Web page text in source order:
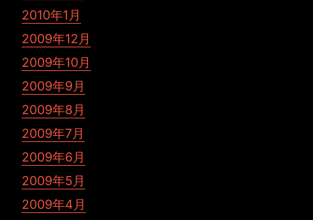
2010年1月
2009年12月
2009年10月
2009年9月
2009年8月
2009年7月
2009年6月
2009年5月
2009年4月